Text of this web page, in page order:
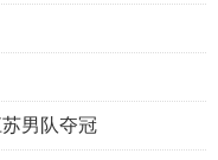
男队夺冠